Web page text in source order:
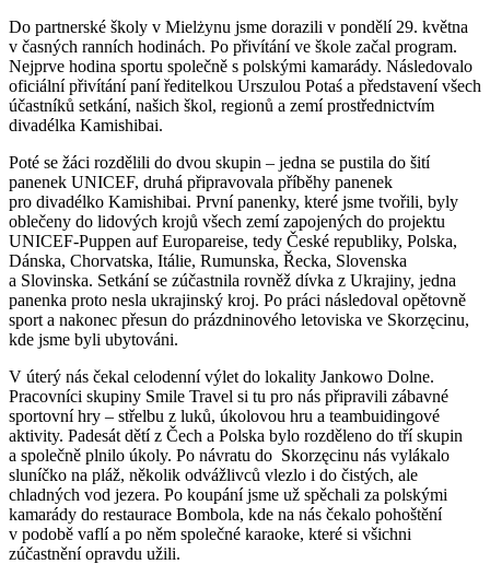
Do partnerské školy v Mielżynu jsme dorazili v pondělí 29. května
v časných ranních hodinách. Po přivítání ve škole začal program.
Nejprve hodina sportu společně s polskými kamarády. Následovalo
oficiální přivítání paní ředitelkou Urszulou Potaś a představení všech
účastníků setkání, našich škol, regionů a zemí prostřednictvím
divadélka Kamishibai.
Poté se žáci rozdělili do dvou skupin – jedna se pustila do šití
panenek UNICEF, druhá připravovala příběhy panenek
pro divadélko Kamishibai. První panenky, které jsme tvořili, byly
oblečeny do lidových krojů všech zemí zapojených do projektu
UNICEF-Puppen auf Europareise, tedy České republiky, Polska,
Dánska, Chorvatska, Itálie, Rumunska, Řecka, Slovenska
a Slovinska. Setkání se zúčastnila rovněž dívka z Ukrajiny, jedna
panenka proto nesla ukrajinský kroj. Po práci následoval opětovně
sport a nakonec přesun do prázdninového letoviska ve Skorzęcinu,
kde jsme byli ubytováni.
V úterý nás čekal celodenní výlet do lokality Jankowo Dolne.
Pracovníci skupiny Smile Travel si tu pro nás připravili zábavné
sportovní hry – střelbu z luků, úkolovou hru a teambuidingové
aktivity. Padesát dětí z Čech a Polska bylo rozděleno do tří skupin
a společně plnilo úkoly. Po návratu do Skorzęcinu nás vylákalo
sluníčko na pláž, několik odvážlivců vlezlo i do čistých, ale
chladných vod jezera. Po koupání jsme už spěchali za polskými
kamarády do restaurace Bombola, kde na nás čekalo pohoštění
v podobě vaflí a po něm společné karaoke, které si všichni
zúčastnění opravdu užili.